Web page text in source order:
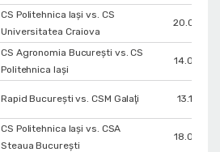
CS Politehnica Iași vs. CS
Universitatea Craiova
CS Agronomia București vs. CS
Politehnica Iași
Rapid București vs. CSM Galaţi
CS Politehnica Iași vs. CSA
Steaua București